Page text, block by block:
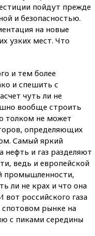
пойдут прежде
и безопасностью.
на новые
узких мест. Что
и тем более
и спешить с
чуть ли не
вообще строить
толком не может
определяющих
Самый яркий
нефть и газ разделяют
ведь и европейской
промышленности,
ли не крах и что она
вот российского газа
спотовом рынке на
с пиками середины